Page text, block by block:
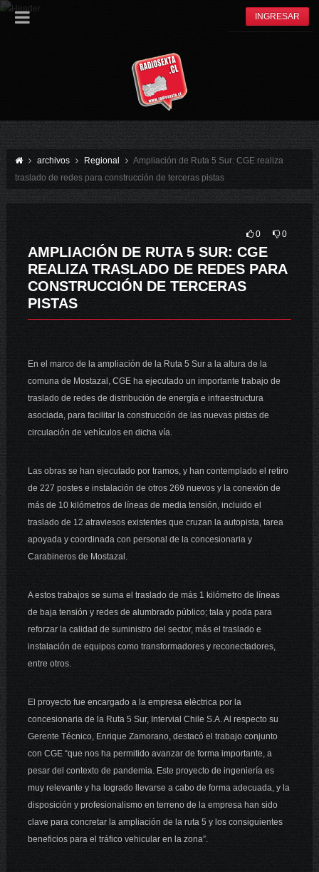
INGRESAR
archivos Regional
Ampliación de Ruta 5 Sur: CGE realiza
traslado de redes para construcción de terceras pistas
0 0
AMPLIACIÓN DE RUTA 5 SUR: CGE
REALIZA TRASLADO DE REDES PARA
CONSTRUCCIÓN DE TERCERAS
PISTAS
En el marco de la ampliación de la Ruta 5 Sur a la altura de la
comuna de Mostazal, CGE ha ejecutado un importante trabajo de
traslado de redes de distribución de energía e infraestructura
asociada, para facilitar la construcción de las nuevas pistas de
circulación de vehículos en dicha vía.
Las obras se han ejecutado por tramos, y han contemplado el retiro
de 227 postes e instalación de otros 269 nuevos y la conexión de
más de 10 kilómetros de líneas de media tensión, incluido el
traslado de 12 atraviesos existentes que cruzan la autopista, tarea
apoyada y coordinada con personal de la concesionaria y
Carabineros de Mostazal.
A estos trabajos se suma el traslado de más 1 kilómetro de líneas
de baja tensión y redes de alumbrado público; tala y poda para
reforzar la calidad de suministro del sector, más el traslado e
instalación de equipos como transformadores y reconectadores,
entre otros.
El proyecto fue encargado a la empresa eléctrica por la
concesionaria de la Ruta 5 Sur, Intervial Chile S.A. Al respecto su
Gerente Técnico, Enrique Zamorano, destacó el trabajo conjunto
con CGE “que nos ha permitido avanzar de forma importante, a
pesar del contexto de pandemia. Este proyecto de ingeniería es
muy relevante y ha logrado llevarse a cabo de forma adecuada, y la
disposición y profesionalismo en terreno de la empresa han sido
clave para concretar la ampliación de la ruta 5 y los consiguientes
beneficios para el tráfico vehicular en la zona”.